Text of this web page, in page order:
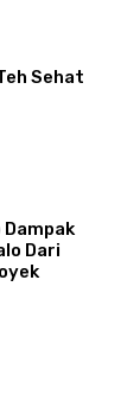
Sehat
Dampak
Dari